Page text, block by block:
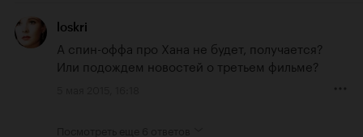
loskri
А спин-оффа про Хана не будет, получается?
Или подождем новостей о третьем фильме?